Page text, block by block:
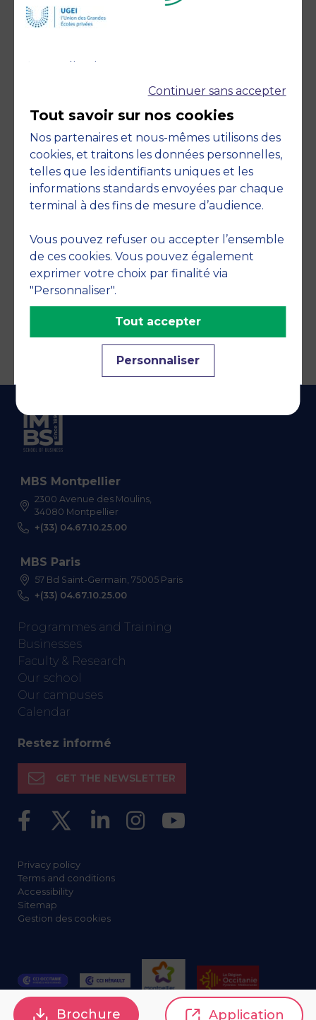
Accreditations
Engagements
MBS Montpellier
2300 Avenue des Moulins,
34080 Montpellier
+(33) 04.67.10.25.00
MBS Paris
57 Bd Saint-Germain, 75005 Paris
+(33) 04.67.10.25.00
Programmes and Training
Businesses
Faculty & Research
Our school
Our campuses
Calendar
Restez informé
GET THE NEWSLETTER
Privacy policy
Terms and conditions
Accessibility
Sitemap
Gestion des cookies
Continuer sans accepter
Tout savoir sur nos cookies
Nos partenaires et nous-mêmes utilisons des
cookies, et traitons les données personnelles,
telles que les identifiants uniques et les
informations standards envoyées par chaque
terminal à des fins de mesure d’audience.
Vous pouvez refuser ou accepter l’ensemble
de ces cookies. Vous pouvez également
exprimer votre choix par finalité via
"Personnaliser".
Personnaliser
Tout accepter
Brochure Application